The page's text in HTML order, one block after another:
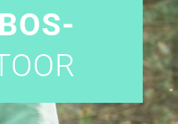
BOS-